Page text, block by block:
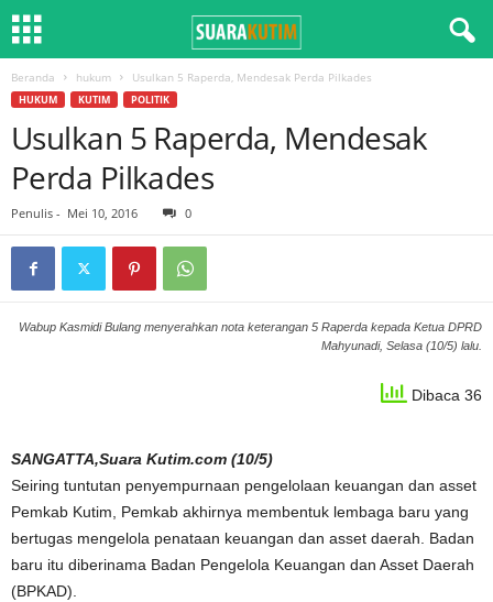
Beranda hukum Usulkan 5 Raperda, Mendesak Perda Pilkades
HUKUM KUTIM POLITIK
Usulkan 5 Raperda, Mendesak
Perda Pilkades
Penulis - Mei 10, 2016 0
Wabup Kasmidi Bulang menyerahkan nota keterangan 5 Raperda kepada Ketua DPRD
Mahyunadi, Selasa (10/5) lalu.
Dibaca 36
SANGATTA,Suara Kutim.com (10/5)
Seiring tuntutan penyempurnaan pengelolaan keuangan dan asset
Pemkab Kutim, Pemkab akhirnya membentuk lembaga baru yang
bertugas mengelola penataan keuangan dan asset daerah. Badan
baru itu diberinama Badan Pengelola Keuangan dan Asset Daerah
(BPKAD).